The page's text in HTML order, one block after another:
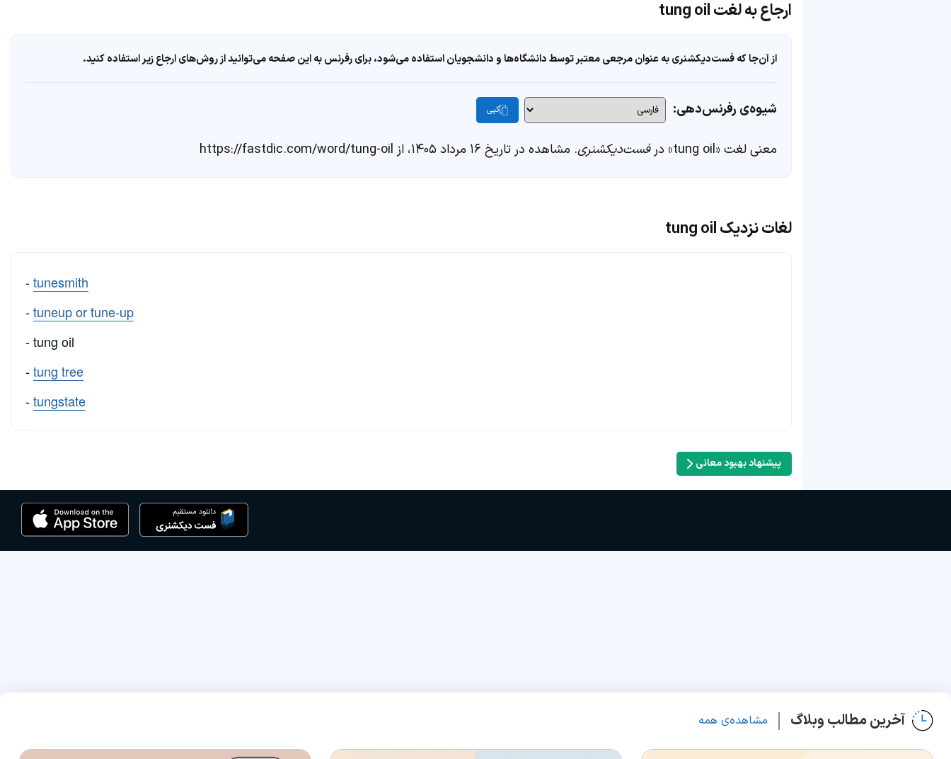
ارجاع به لغت tung oil
از آن‌جا که فست‌دیکشنری به عنوان مرجعی معتبر توسط دانشگاه‌ها و دانشجویان استفاده می‌شود، برای رفرنس به این صفحه می‌توانید از روش‌های ارجاع زیر استفاده کنید.
شیوه‌ی رفرنس‌دهی: کپی
معنی لغت «tung oil» در فست‌دیکشنری. مشاهده در تاریخ ۱۶ مرداد ۱۴۰۵، از https://fastdic.com/word/tung-oil
لغات نزدیک tung oil
-tunesmith
-tuneup or tune-up
- tung oil
-tung tree
-tungstate
پیشنهاد بهبود معانی
آخرین مطالب وبلاگ مشاهده‌ی همه